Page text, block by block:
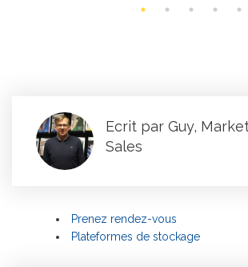
Ecrit par Guy,
Sales
Prenez rendez-vous
Plateformes de stockage